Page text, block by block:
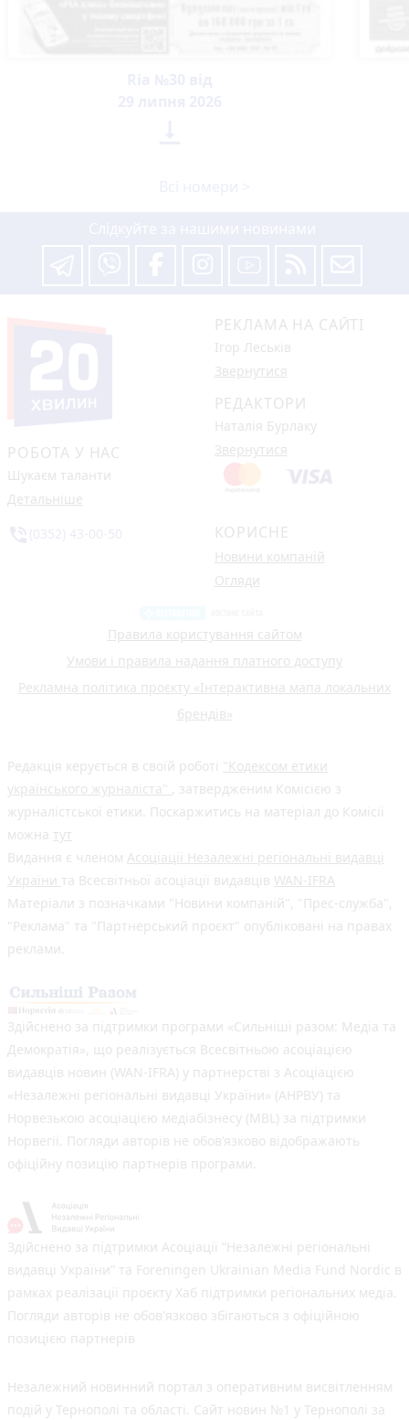
РОБОТА У НАС
Шукаєм таланти
Детальніше
РЕКЛАМА НА САЙТІ
Ігор Леськів
Звернутися
РЕДАКТОРИ
Наталія Бурлаку
Звернутися
КОРИСНЕ
Новини компаній
Огляди
Правила користування сайтом
Умови і правила надання платного доступу
Рекламна політика проєкту «Інтерактивна мапа локальних
брендів»
Редакція керується в своїй роботі "Кодексом етики
українського журналіста" , затвердженим Комісією з
журналістської етики. Поскаржитись на матеріал до Комісії
можна тут
Видання є членом Асоціації Незалежні регіональні видавці
України та Всесвітньої асоціації видавців WAN-IFRA
Матеріали з позначками "Новини компаній", "Прес-служба",
"Реклама" та "Партнерський проєкт" опубліковані на правах
реклами.
Здійснено за підтримки програми «Сильніші разом: Медіа та
Демократія», що реалізується Всесвітньою асоціацією
видавців новин (WAN-IFRA) у партнерстві з Асоціацією
«Незалежні регіональні видавці України» (АНРВУ) та
Норвезькою асоціацією медіабізнесу (MBL) за підтримки
Норвегії. Погляди авторів не обов’язково відображають
офіційну позицію партнерів програми.
Здійснено за підтримки Асоціації “Незалежні регіональні
видавці України” та Foreningen Ukrainian Media Fund Nordic в
рамках реалізації проєкту Хаб підтримки регіональних медіа.
Погляди авторів не обов'язково збігаються з офіційною
позицією партнерів
Незалежний новинний портал з оперативним висвітленням
подій у Тернополі та області. Сайт новин №1 у Тернополі за